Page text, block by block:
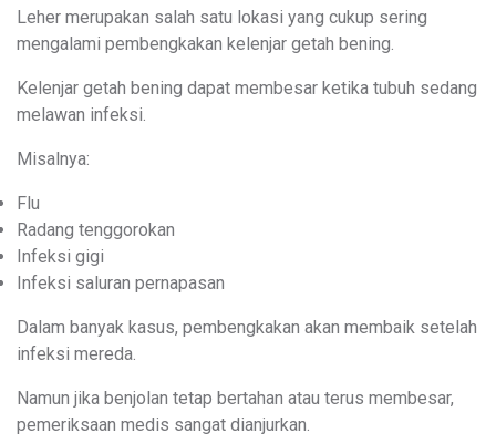
Leher merupakan salah satu lokasi yang cukup sering
mengalami pembengkakan kelenjar getah bening.
Kelenjar getah bening dapat membesar ketika tubuh sedang
melawan infeksi.
Misalnya:
Flu
Radang tenggorokan
Infeksi gigi
Infeksi saluran pernapasan
Dalam banyak kasus, pembengkakan akan membaik setelah
infeksi mereda.
Namun jika benjolan tetap bertahan atau terus membesar,
pemeriksaan medis sangat dianjurkan.